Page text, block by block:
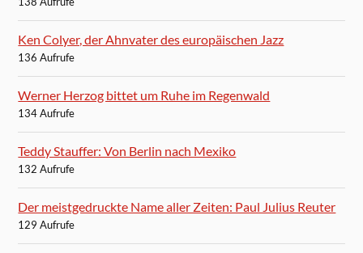
Ken Colyer, der Ahnvater des europäischen Jazz
136 Aufrufe
Werner Herzog bittet um Ruhe im Regenwald
134 Aufrufe
Teddy Stauffer: Von Berlin nach Mexiko
132 Aufrufe
Der meistgedruckte Name aller Zeiten: Paul Julius Reuter
129 Aufrufe